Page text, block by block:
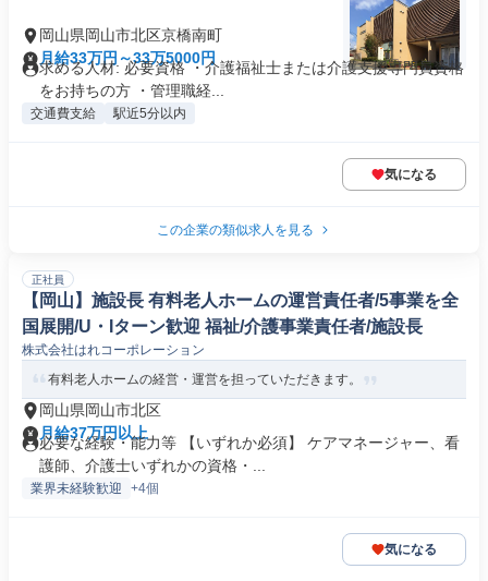
岡山県岡山市北区京橋南町
月給33万円～33万5000円
求める人材: 必要資格 ・介護福祉士または介護支援専門員資格
をお持ちの方 ・管理職経...
交通費支給 駅近5分以内
気になる
この企業の類似求人を見る
正社員
【岡山】施設長 有料老人ホームの運営責任者/5事業を全
国展開/U・Iターン歓迎 福祉/介護事業責任者/施設長
株式会社はれコーポレーション
有料老人ホームの経営・運営を担っていただきます。
岡山県岡山市北区
月給37万円以上
必要な経験・能力等 【いずれか必須】 ケアマネージャー、看
護師、介護士いずれかの資格・...
業界未経験歓迎 +4個
気になる